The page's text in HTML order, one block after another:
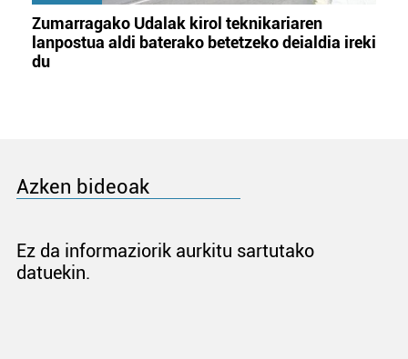
Zumarragako Udalak kirol teknikariaren
lanpostua aldi baterako betetzeko deialdia ireki
du
Azken bideoak
Ez da informaziorik aurkitu sartutako
datuekin.